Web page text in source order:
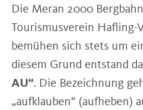
Die Meran 2000
Tourismusverein Hafling-
bemühen sich stets um
diesem Grund entstand
AU“. Die Bezeichnung
„aufklauben“ (aufheben)